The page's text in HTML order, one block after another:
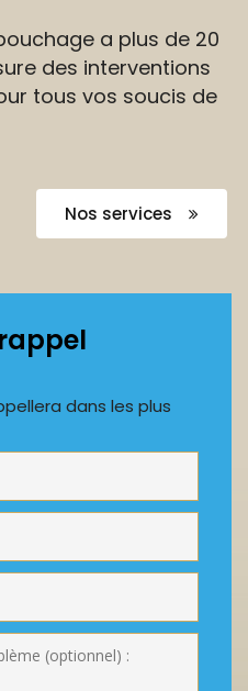
a plus de 20
des interventions
tous vos soucis de
Nos services
dans les plus